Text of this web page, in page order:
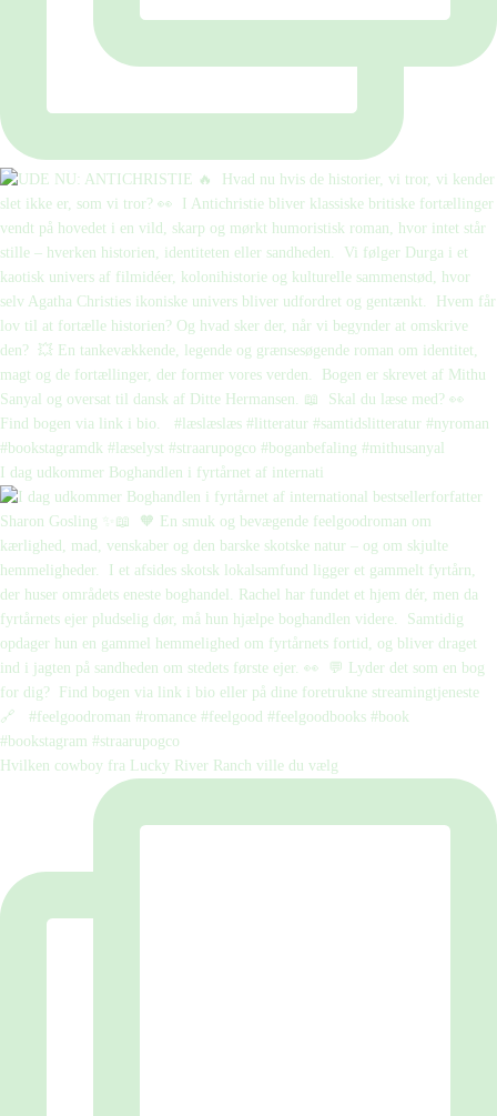
I dag udkommer Boghandlen i fyrtårnet af internati
Hvilken cowboy fra Lucky River Ranch ville du vælg